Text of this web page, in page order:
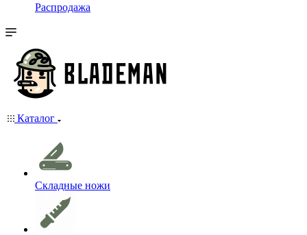
Распродажа
Каталог
Складные ножи